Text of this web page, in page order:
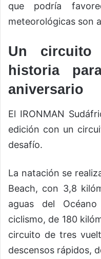
que podría
meteorológicas son
Un circuito
historia
aniversario
El IRONMAN
edición con un
desafío.
La natación se
Beach, con 3,8
aguas del
ciclismo, de 180
circuito de tres
descensos rápidos,